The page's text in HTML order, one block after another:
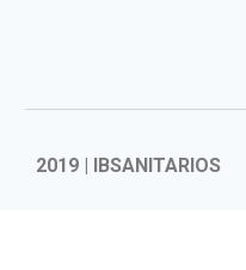
2019 | IBSANITARIOS